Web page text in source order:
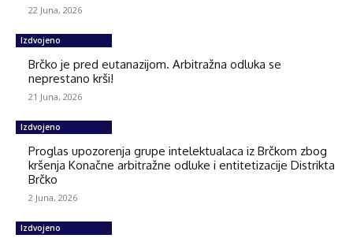
22 Juna, 2026
Izdvojeno
Brčko je pred eutanazijom. Arbitražna odluka se
neprestano krši!
21 Juna, 2026
Izdvojeno
Proglas upozorenja grupe intelektualaca iz Brčkom zbog
kršenja Konačne arbitražne odluke i entitetizacije Distrikta
Brčko
2 Juna, 2026
Izdvojeno